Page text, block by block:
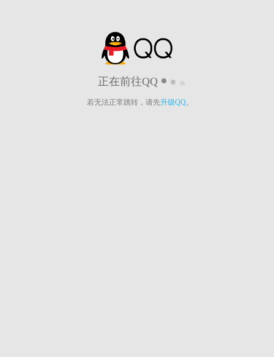
正在前往QQ
若无法正常跳转，请先升级QQ。